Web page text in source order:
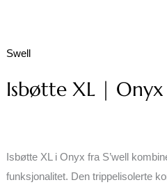
Swell
Isbøtte XL | Onyx
Isbøtte XL i Onyx fra S’well
funksjonalitet. Den trippelisolerte